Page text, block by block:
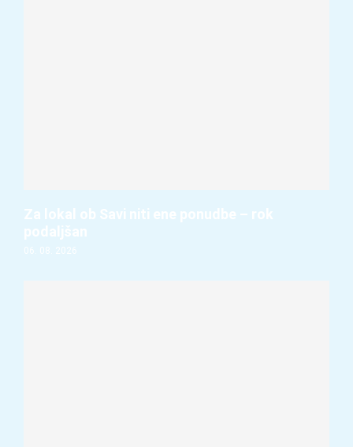
Za lokal ob Savi niti ene ponudbe – rok
podaljšan
06. 08. 2026